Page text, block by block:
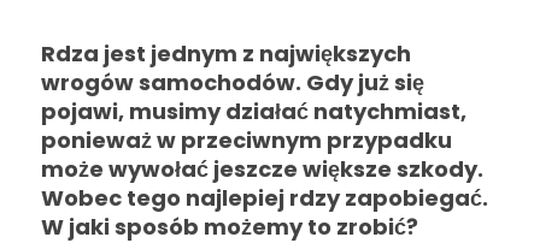
Rdza jest jednym z największych
wrogów samochodów. Gdy już się
pojawi, musimy działać natychmiast,
ponieważ w przeciwnym przypadku
może wywołać jeszcze większe szkody.
Wobec tego najlepiej rdzy zapobiegać.
W jaki sposób możemy to zrobić?